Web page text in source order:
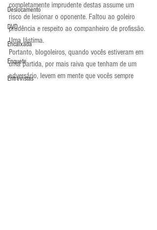
Deslocamento
DVD
Encaixada
Enquete
Entrevistas
completamente imprudente destas assume um
risco de lesionar o oponente. Faltou ao goleiro
prudência e respeito ao companheiro de profissão.
Uma lástima.
Portanto, blogoleiros, quando vocês estiveram em
uma partida, por mais raiva que tenham de um
adversário, levem em mente que vocês sempre